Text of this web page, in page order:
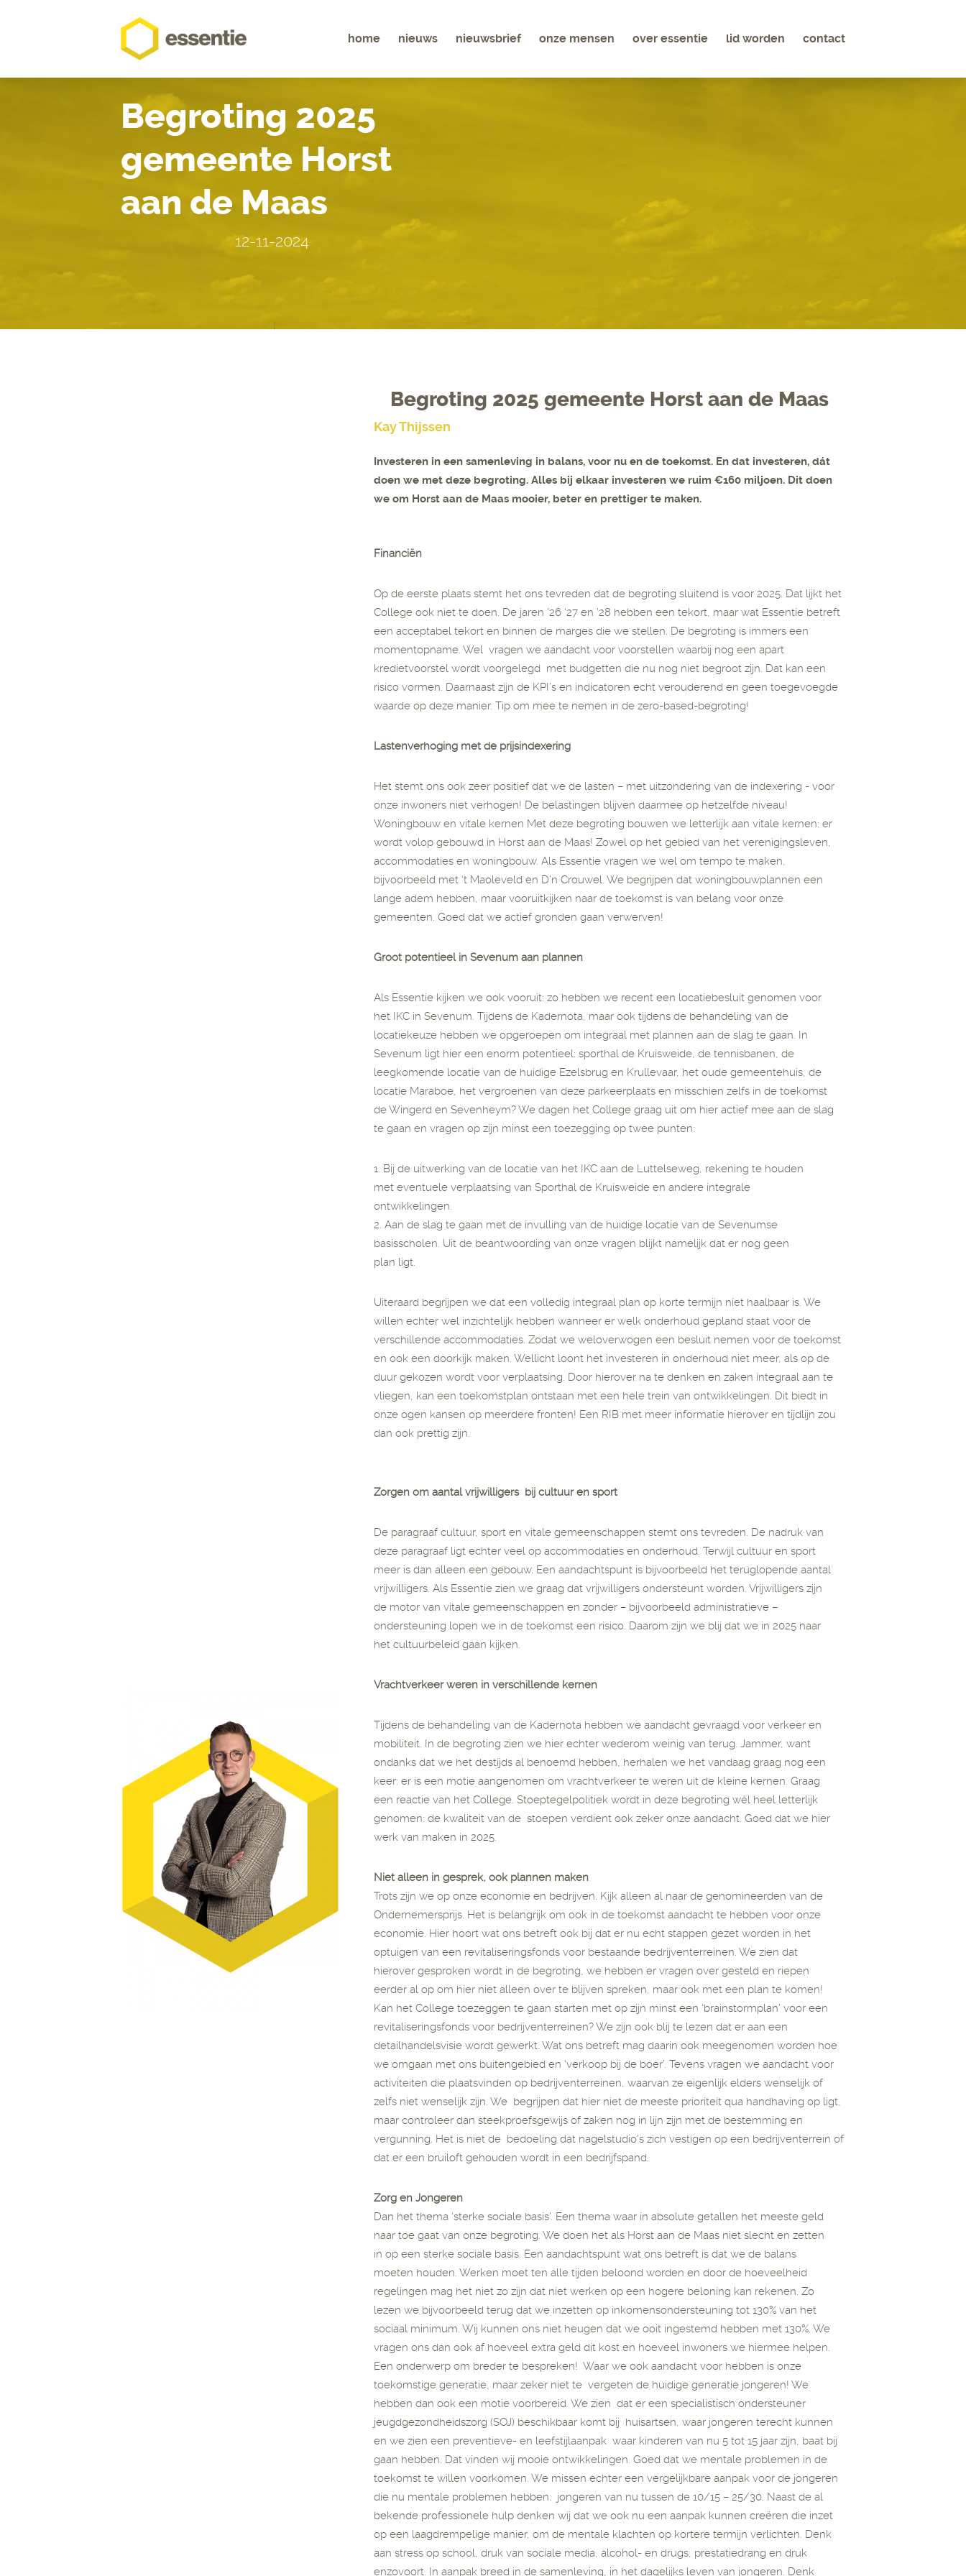
home nieuws nieuwsbrief onze mensen over essentie lid worden contact
Begroting 2025
gemeente Horst
aan de Maas
12-11-2024
Begroting 2025 gemeente Horst aan de Maas
Kay Thijssen
Investeren in een samenleving in balans, voor nu en de toekomst. En dat investeren, dát
doen we met deze begroting. Alles bij elkaar investeren we ruim €160 miljoen. Dit doen
we om Horst aan de Maas mooier, beter en prettiger te maken.
Financiën
Op de eerste plaats stemt het ons tevreden dat de begroting sluitend is voor 2025. Dat lijkt het
College ook niet te doen. De jaren ’26 ‘27 en ’28 hebben een tekort, maar wat Essentie betreft
een acceptabel tekort en binnen de marges die we stellen. De begroting is immers een
momentopname. Wel vragen we aandacht voor voorstellen waarbij nog een apart
kredietvoorstel wordt voorgelegd met budgetten die nu nog niet begroot zijn. Dat kan een
risico vormen. Daarnaast zijn de KPI’s en indicatoren echt verouderend en geen toegevoegde
waarde op deze manier. Tip om mee te nemen in de zero-based-begroting!
Lastenverhoging met de prijsindexering
Het stemt ons ook zeer positief dat we de lasten – met uitzondering van de indexering - voor
onze inwoners niet verhogen! De belastingen blijven daarmee op hetzelfde niveau!
Woningbouw en vitale kernen Met deze begroting bouwen we letterlijk aan vitale kernen: er
wordt volop gebouwd in Horst aan de Maas! Zowel op het gebied van het verenigingsleven,
accommodaties en woningbouw. Als Essentie vragen we wel om tempo te maken,
bijvoorbeeld met ‘t Maoleveld en D’n Crouwel. We begrijpen dat woningbouwplannen een
lange adem hebben, maar vooruitkijken naar de toekomst is van belang voor onze
gemeenten. Goed dat we actief gronden gaan verwerven!
Groot potentieel in Sevenum aan plannen
Als Essentie kijken we ook vooruit: zo hebben we recent een locatiebesluit genomen voor
het IKC in Sevenum. Tijdens de Kadernota, maar ook tijdens de behandeling van de
locatiekeuze hebben we opgeroepen om integraal met plannen aan de slag te gaan. In
Sevenum ligt hier een enorm potentieel: sporthal de Kruisweide, de tennisbanen, de
leegkomende locatie van de huidige Ezelsbrug en Krullevaar, het oude gemeentehuis, de
locatie Maraboe, het vergroenen van deze parkeerplaats en misschien zelfs in de toekomst
de Wingerd en Sevenheym? We dagen het College graag uit om hier actief mee aan de slag
te gaan en vragen op zijn minst een toezegging op twee punten:
1. Bij de uitwerking van de locatie van het IKC aan de Luttelseweg, rekening te houden
met eventuele verplaatsing van Sporthal de Kruisweide en andere integrale
ontwikkelingen.
2. Aan de slag te gaan met de invulling van de huidige locatie van de Sevenumse
basisscholen. Uit de beantwoording van onze vragen blijkt namelijk dat er nog geen
plan ligt.
Uiteraard begrijpen we dat een volledig integraal plan op korte termijn niet haalbaar is. We
willen echter wel inzichtelijk hebben wanneer er welk onderhoud gepland staat voor de
verschillende accommodaties. Zodat we weloverwogen een besluit nemen voor de toekomst
en ook een doorkijk maken. Wellicht loont het investeren in onderhoud niet meer, als op de
duur gekozen wordt voor verplaatsing. Door hierover na te denken en zaken integraal aan te
vliegen, kan een toekomstplan ontstaan met een hele trein van ontwikkelingen. Dit biedt in
onze ogen kansen op meerdere fronten! Een RIB met meer informatie hierover en tijdlijn zou
dan ook prettig zijn.
Zorgen om aantal vrijwilligers bij cultuur en sport
De paragraaf cultuur, sport en vitale gemeenschappen stemt ons tevreden. De nadruk van
deze paragraaf ligt echter veel op accommodaties en onderhoud. Terwijl cultuur en sport
meer is dan alleen een gebouw. Een aandachtspunt is bijvoorbeeld het teruglopende aantal
vrijwilligers. Als Essentie zien we graag dat vrijwilligers ondersteunt worden. Vrijwilligers zijn
de motor van vitale gemeenschappen en zonder – bijvoorbeeld administratieve –
ondersteuning lopen we in de toekomst een risico. Daarom zijn we blij dat we in 2025 naar
het cultuurbeleid gaan kijken.
Vrachtverkeer weren in verschillende kernen
Tijdens de behandeling van de Kadernota hebben we aandacht gevraagd voor verkeer en
mobiliteit. In de begroting zien we hier echter wederom weinig van terug. Jammer, want
ondanks dat we het destijds al benoemd hebben, herhalen we het vandaag graag nog een
keer: er is een motie aangenomen om vrachtverkeer te weren uit de kleine kernen. Graag
een reactie van het College. Stoeptegelpolitiek wordt in deze begroting wél heel letterlijk
genomen: de kwaliteit van de stoepen verdient ook zeker onze aandacht. Goed dat we hier
werk van maken in 2025.
Niet alleen in gesprek, ook plannen maken
Trots zijn we op onze economie en bedrijven. Kijk alleen al naar de genomineerden van de
Ondernemersprijs. Het is belangrijk om ook in de toekomst aandacht te hebben voor onze
economie. Hier hoort wat ons betreft ook bij dat er nu echt stappen gezet worden in het
optuigen van een revitaliseringsfonds voor bestaande bedrijventerreinen. We zien dat
hierover gesproken wordt in de begroting, we hebben er vragen over gesteld en riepen
eerder al op om hier niet alleen over te blijven spreken, maar ook met een plan te komen!
Kan het College toezeggen te gaan starten met op zijn minst een ‘brainstormplan’ voor een
revitaliseringsfonds voor bedrijventerreinen? We zijn ook blij te lezen dat er aan een
detailhandelsvisie wordt gewerkt. Wat ons betreft mag daarin ook meegenomen worden hoe
we omgaan met ons buitengebied en ‘verkoop bij de boer’. Tevens vragen we aandacht voor
activiteiten die plaatsvinden op bedrijventerreinen, waarvan ze eigenlijk elders wenselijk of
zelfs niet wenselijk zijn. We begrijpen dat hier niet de meeste prioriteit qua handhaving op ligt,
maar controleer dan steekproefsgewijs of zaken nog in lijn zijn met de bestemming en
vergunning. Het is niet de bedoeling dat nagelstudio’s zich vestigen op een bedrijventerrein of
dat er een bruiloft gehouden wordt in een bedrijfspand.
Zorg en Jongeren
Dan het thema ‘sterke sociale basis’. Een thema waar in absolute getallen het meeste geld
naar toe gaat van onze begroting. We doen het als Horst aan de Maas niet slecht en zetten
in op een sterke sociale basis. Een aandachtspunt wat ons betreft is dat we de balans
moeten houden. Werken moet ten alle tijden beloond worden en door de hoeveelheid
regelingen mag het niet zo zijn dat niet werken op een hogere beloning kan rekenen. Zo
lezen we bijvoorbeeld terug dat we inzetten op inkomensondersteuning tot 130% van het
sociaal minimum. Wij kunnen ons niet heugen dat we ooit ingestemd hebben met 130%. We
vragen ons dan ook af hoeveel extra geld dit kost en hoeveel inwoners we hiermee helpen.
Een onderwerp om breder te bespreken! Waar we ook aandacht voor hebben is onze
toekomstige generatie, maar zeker niet te vergeten de huidige generatie jongeren! We
hebben dan ook een motie voorbereid. We zien dat er een specialistisch ondersteuner
jeugdgezondheidszorg (SOJ) beschikbaar komt bij huisartsen, waar jongeren terecht kunnen
en we zien een preventieve- en leefstijlaanpak waar kinderen van nu 5 tot 15 jaar zijn, baat bij
gaan hebben. Dat vinden wij mooie ontwikkelingen. Goed dat we mentale problemen in de
toekomst te willen voorkomen. We missen echter een vergelijkbare aanpak voor de jongeren
die nu mentale problemen hebben: jongeren van nu tussen de 10/15 – 25/30. Naast de al
bekende professionele hulp denken wij dat we ook nu een aanpak kunnen creëren die inzet
op een laagdrempelige manier, om de mentale klachten op kortere termijn verlichten. Denk
aan stress op school, druk van sociale media, alcohol- en drugs, prestatiedrang en druk
enzovoort. In aanpak breed in de samenleving, in het dagelijks leven van jongeren. Denk